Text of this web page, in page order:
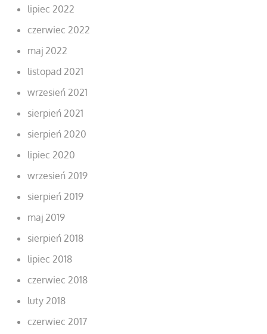
lipiec 2022
czerwiec 2022
maj 2022
listopad 2021
wrzesień 2021
sierpień 2021
sierpień 2020
lipiec 2020
wrzesień 2019
sierpień 2019
maj 2019
sierpień 2018
lipiec 2018
czerwiec 2018
luty 2018
czerwiec 2017